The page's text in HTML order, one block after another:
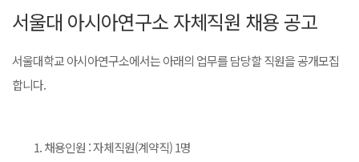
서울대 아시아연구소 자체직원 채용 공고
서울대학교 아시아연구소에서는 아래의 업무를 담당할 직원을 공개모집
합니다.
채용인원 : 자체직원(계약직) 1명